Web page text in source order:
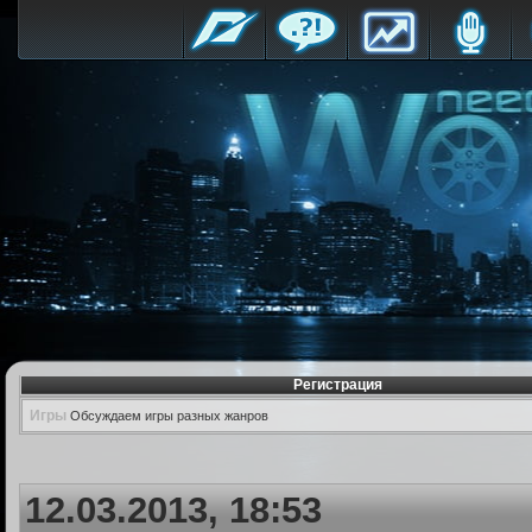
Регистрация
Игры Обсуждаем игры разных жанров
12.03.2013, 18:53